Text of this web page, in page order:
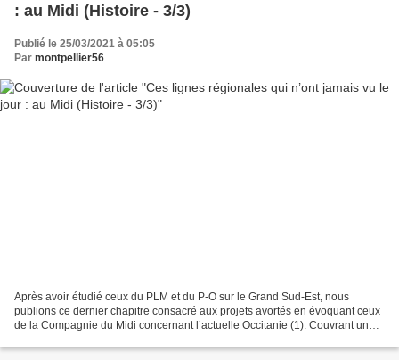
: au Midi (Histoire - 3/3)
Publié le 25/03/2021 à 05:05
Par montpellier56
Après avoir étudié ceux du PLM et du P-O sur le Grand Sud-Est, nous
publions ce dernier chapitre consacré aux projets avortés en évoquant ceux
de la Compagnie du Midi concernant l’actuelle Occitanie (1). Couvrant une